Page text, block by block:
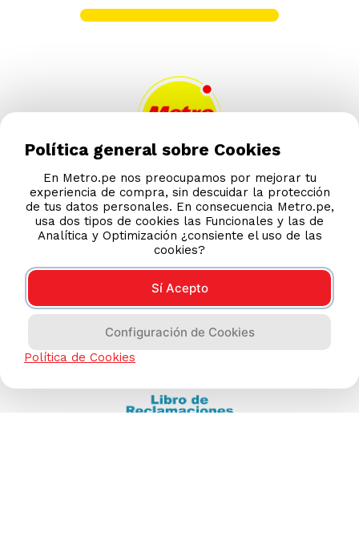
AYUDA CALLCENTER
(511) 613-8888
TIENDAS ONLINE
NOSOTROS
CONTÁCTANOS
Política general sobre Cookies
En Metro.pe nos preocupamos por mejorar tu
experiencia de compra, sin descuidar la protección
de tus datos personales. En consecuencia Metro.pe,
usa dos tipos de cookies las Funcionales y las de
Analítica y Optimización ¿consiente el uso de las
cookies?
Sí Acepto
Configuración de Cookies
Política de Cookies